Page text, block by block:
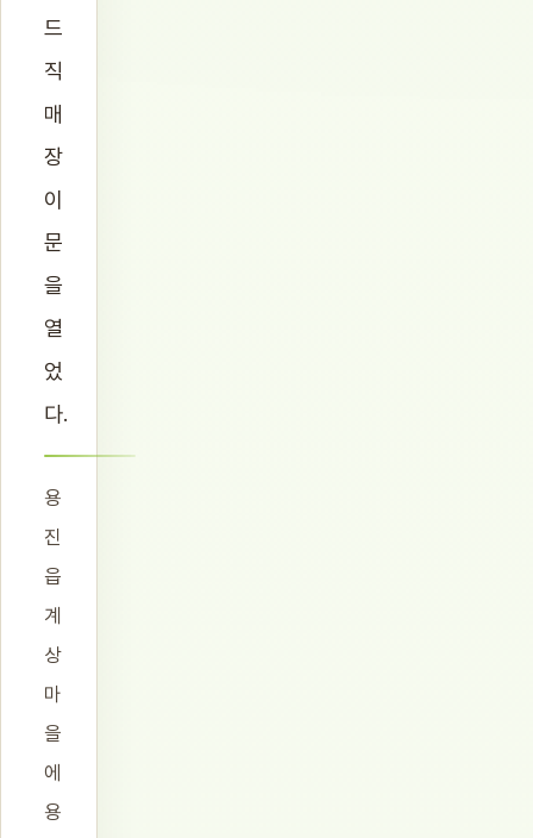
드
직
매
장
이
문
을
열
었
다.
용
진
읍
계
상
마
을
에
용